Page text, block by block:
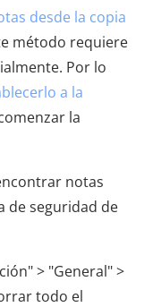
desde la copia
método requiere
Por lo
a la
la
notas
de seguridad de
> "General" >
todo el